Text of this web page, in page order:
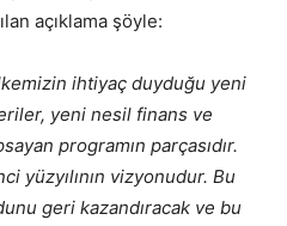
açıklama şöyle:
ihtiyaç duyduğu yeni
yeni nesil finans ve
programın parçasıdır.
yüzyılının vizyonudur. Bu
geri kazandıracak ve bu